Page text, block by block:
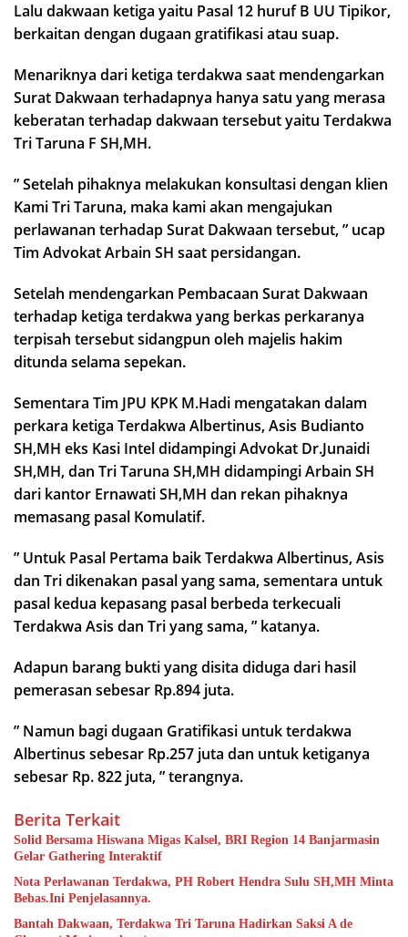
Lalu dakwaan ketiga yaitu Pasal 12 huruf B UU Tipikor,
berkaitan dengan dugaan gratifikasi atau suap.
Menariknya dari ketiga terdakwa saat mendengarkan
Surat Dakwaan terhadapnya hanya satu yang merasa
keberatan terhadap dakwaan tersebut yaitu Terdakwa
Tri Taruna F SH,MH.
” Setelah pihaknya melakukan konsultasi dengan klien
Kami Tri Taruna, maka kami akan mengajukan
perlawanan terhadap Surat Dakwaan tersebut, ” ucap
Tim Advokat Arbain SH saat persidangan.
Setelah mendengarkan Pembacaan Surat Dakwaan
terhadap ketiga terdakwa yang berkas perkaranya
terpisah tersebut sidangpun oleh majelis hakim
ditunda selama sepekan.
Sementara Tim JPU KPK M.Hadi mengatakan dalam
perkara ketiga Terdakwa Albertinus, Asis Budianto
SH,MH eks Kasi Intel didampingi Advokat Dr.Junaidi
SH,MH, dan Tri Taruna SH,MH didampingi Arbain SH
dari kantor Ernawati SH,MH dan rekan pihaknya
memasang pasal Komulatif.
” Untuk Pasal Pertama baik Terdakwa Albertinus, Asis
dan Tri dikenakan pasal yang sama, sementara untuk
pasal kedua kepasang pasal berbeda terkecuali
Terdakwa Asis dan Tri yang sama, ” katanya.
Adapun barang bukti yang disita diduga dari hasil
pemerasan sebesar Rp.894 juta.
” Namun bagi dugaan Gratifikasi untuk terdakwa
Albertinus sebesar Rp.257 juta dan untuk ketiganya
sebesar Rp. 822 juta, ” terangnya.
Berita Terkait
Solid Bersama Hiswana Migas Kalsel, BRI Region 14 Banjarmasin
Gelar Gathering Interaktif
Nota Perlawanan Terdakwa, PH Robert Hendra Sulu SH,MH Minta
Bebas.Ini Penjelasannya.
Bantah Dakwaan, Terdakwa Tri Taruna Hadirkan Saksi A de